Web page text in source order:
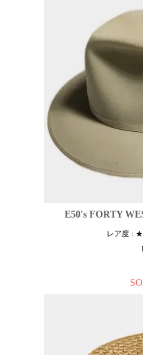
E50's FORTY
レア度 :